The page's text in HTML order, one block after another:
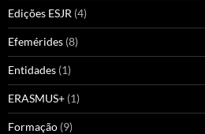
Edições ESJR (4)
Efemérides (8)
Entidades (1)
ERASMUS+ (1)
Formação (9)